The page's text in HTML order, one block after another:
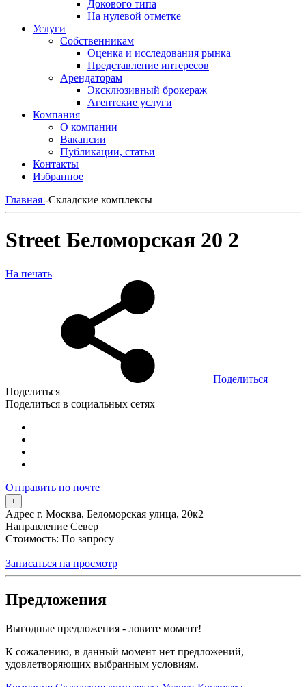
Докового типа
На нулевой отметке
Услуги
Собственникам
Оценка и исследования рынка
Представление интересов
Арендаторам
Эксклюзивный брокераж
Агентские услуги
Компания
О компании
Вакансии
Публикации, статьи
Контакты
Избранное
Главная -Складские комплексы
Street Беломорская 20 2
На печать
Поделиться
Поделиться
Поделиться в социальных сетях
Отправить по почте
+
Адрес г. Москва, Беломорская улица, 20к2
Направление Север
Стоимость: По запросу
Записаться на просмотр
Предложения
Выгодные предложения - ловите момент!
К сожалению, в данный момент нет предложений,
удовлетворяющих выбранным условиям.